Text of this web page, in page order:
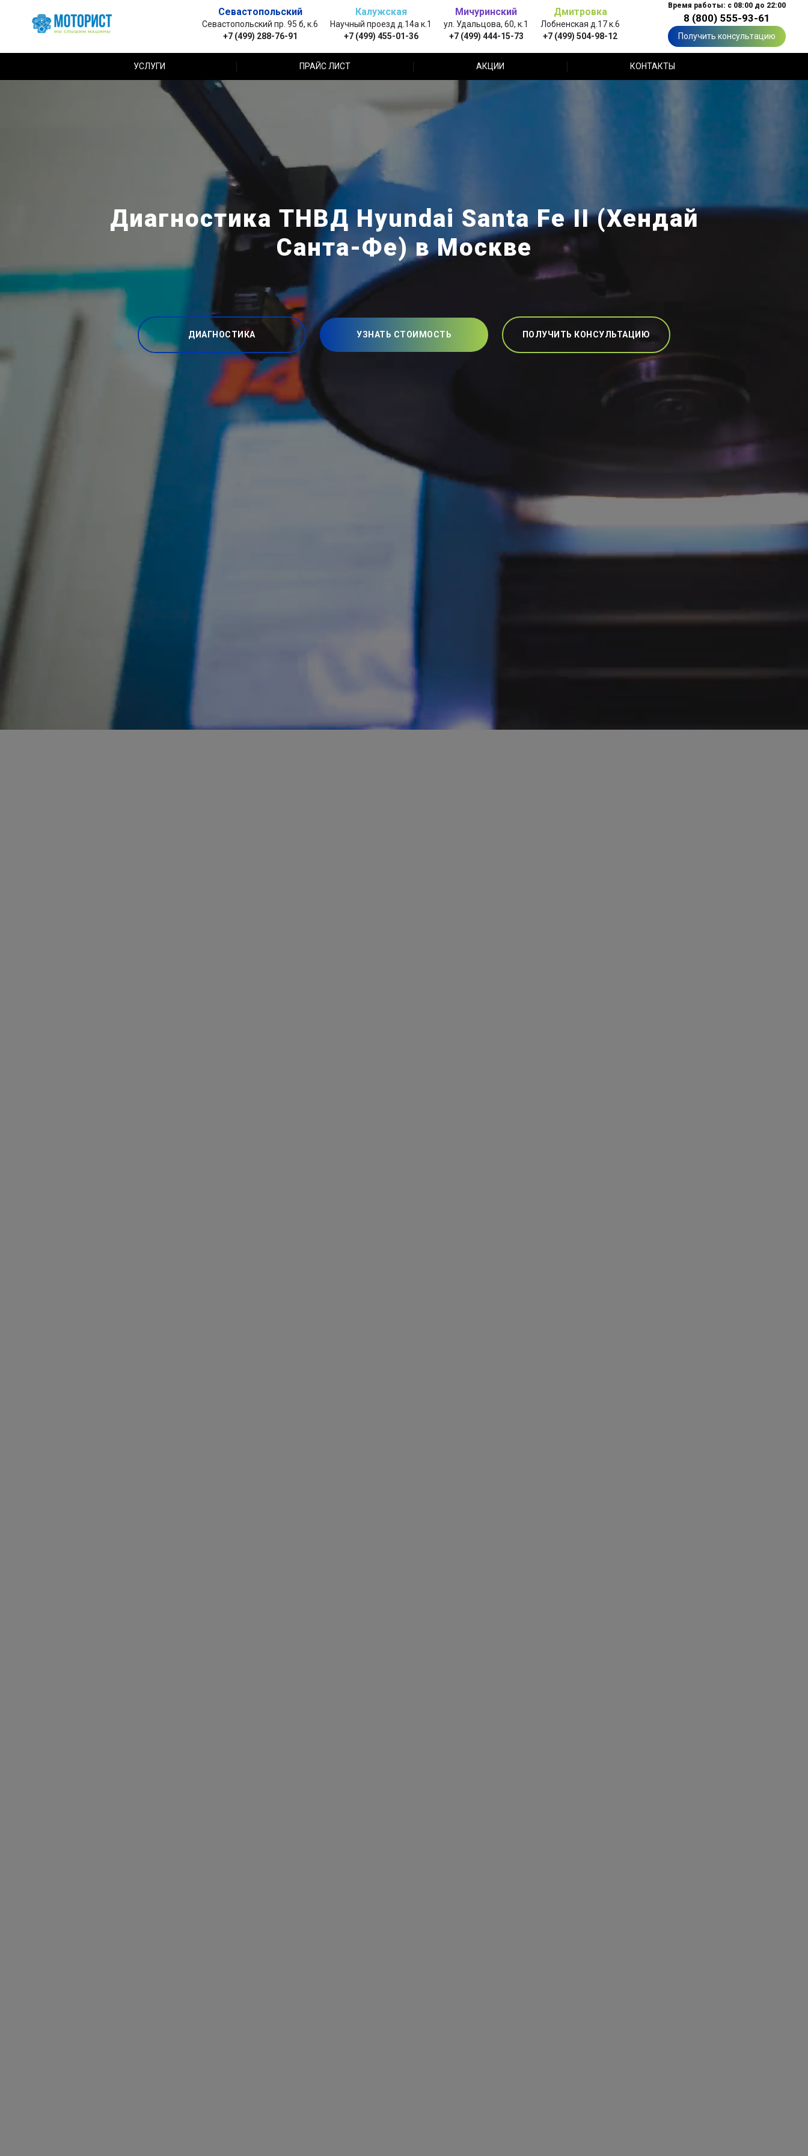
Севастопольский
Севастопольский пр. 95 б, к.6
+7 (499) 288-76-91
Калужская
Научный проезд д.14а к.1
+7 (499) 455-01-36
Мичуринский
ул. Удальцова, 60, к.1
+7 (499) 444-15-73
Дмитровка
Лобненская д.17 к.6
+7 (499) 504-98-12
Время работы: с 08:00 до 22:00
8 (800) 555-93-61
Получить консультацию
УСЛУГИ ПРАЙС ЛИСТ АКЦИИ КОНТАКТЫ
Диагностика ТНВД Hyundai Santa Fe II (Хендай
Санта-Фе) в Москве
ДИАГНОСТИКА УЗНАТЬ СТОИМОСТЬ ПОЛУЧИТЬ КОНСУЛЬТАЦИЮ